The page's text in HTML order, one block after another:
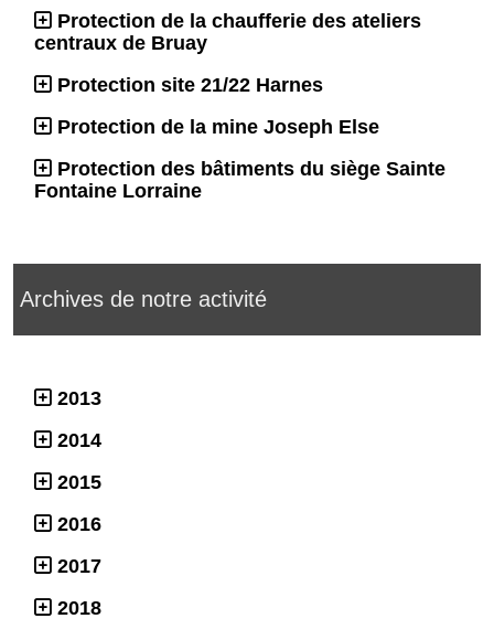
Protection de la chaufferie des ateliers
centraux de Bruay
Protection site 21/22 Harnes
Protection de la mine Joseph Else
Protection des bâtiments du siège Sainte
Fontaine Lorraine
Archives de notre activité
2013
2014
2015
2016
2017
2018